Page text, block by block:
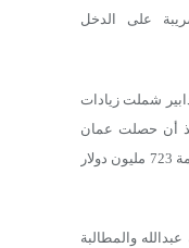
على الدخل
شملت زيادات
أن حصلت عمان
على قرض ائتماني مدته 3 سنوات بقيمة 723 مليون دولار
والمطالبة